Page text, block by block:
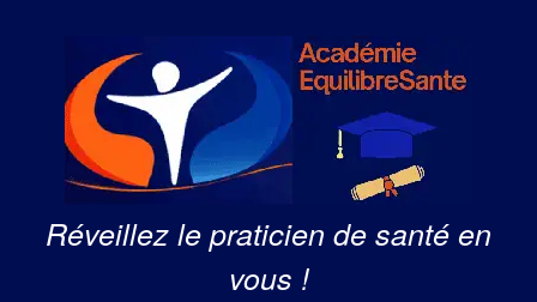
Réveillez le praticien de santé en
vous !